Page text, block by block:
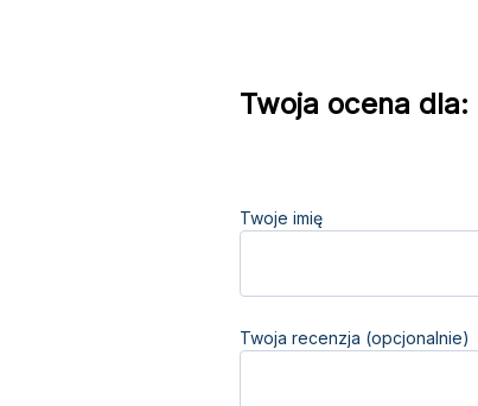
Twoja ocena dla:
Twoje imię
Twoja recenzja (opcjonalnie)